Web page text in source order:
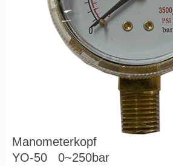
Manometerkopf
YO-50 0~250bar